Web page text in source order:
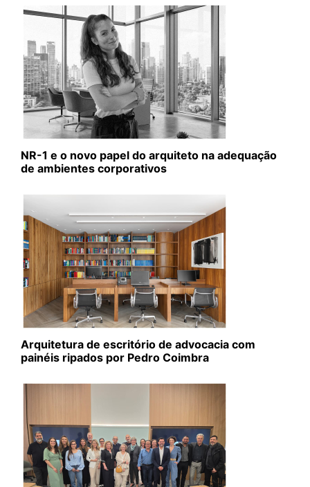
NR-1 e o novo papel do arquiteto na adequação
de ambientes corporativos
Arquitetura de escritório de advocacia com
painéis ripados por Pedro Coimbra